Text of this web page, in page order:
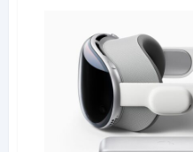
Meta
вече
могат
да
кажат
къде
сте